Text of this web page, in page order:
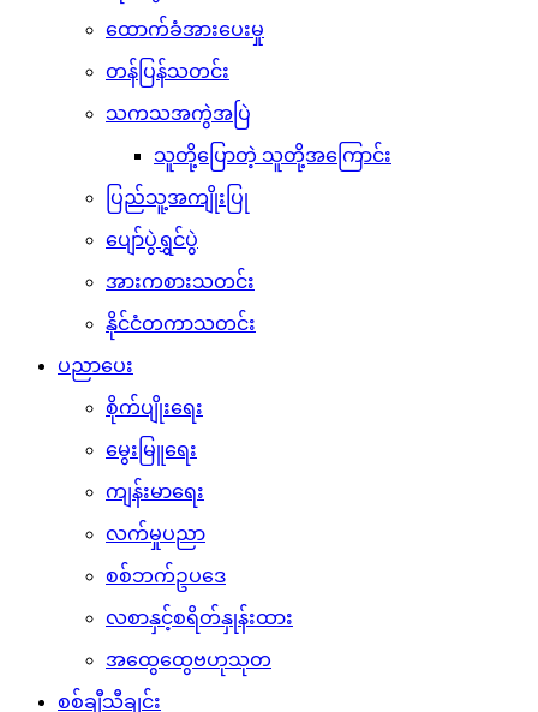
ထောက်ခံအားပေးမှု
တန်ပြန်သတင်း
သကသအကွဲအပြဲ
သူတို့ပြောတဲ့ သူတို့အကြောင်း
ပြည်သူ့အကျိုးပြု
ပျော်ပွဲရွှင်ပွဲ
အားကစားသတင်း
နိုင်ငံတကာသတင်း
ပညာပေး
စိုက်ပျိုးရေး
မွေးမြူရေး
ကျန်းမာရေး
လက်မှုပညာ
စစ်ဘက်ဥပဒေ
လစာနှင့်စရိတ်နှုန်းထား
အထွေထွေဗဟုသုတ
စစ်ချီသီချင်း